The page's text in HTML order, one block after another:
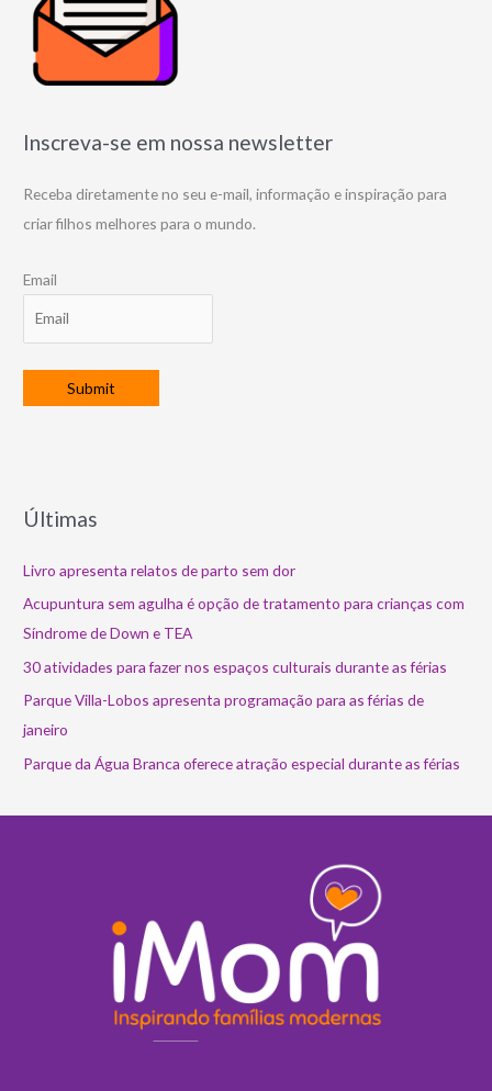
Inscreva-se em nossa newsletter
Receba diretamente no seu e-mail, informação e inspiração para
criar filhos melhores para o mundo.
Email
Últimas
Livro apresenta relatos de parto sem dor
Acupuntura sem agulha é opção de tratamento para crianças com
Síndrome de Down e TEA
30 atividades para fazer nos espaços culturais durante as férias
Parque Villa-Lobos apresenta programação para as férias de
janeiro
Parque da Água Branca oferece atração especial durante as férias